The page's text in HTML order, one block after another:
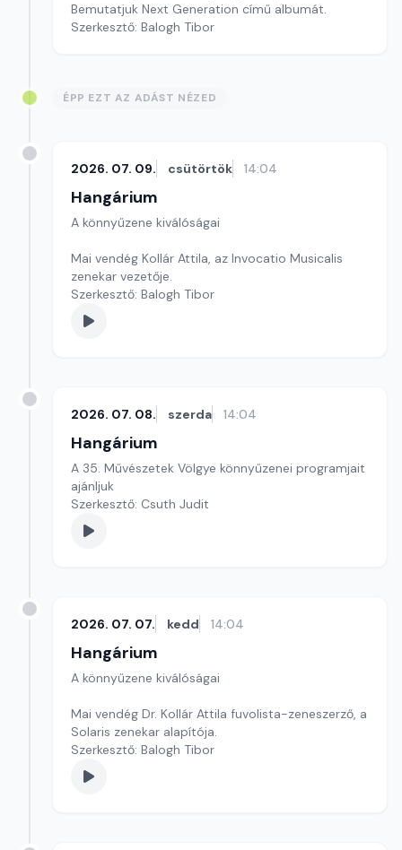
Bemutatjuk Next Generation című albumát.
Szerkesztő: Balogh Tibor
ÉPP EZT AZ ADÁST NÉZED
2026. 07. 09. csütörtök 14:04
Hangárium
A könnyűzene kiválóságai
Mai vendég Kollár Attila, az Invocatio Musicalis
zenekar vezetője.
Szerkesztő: Balogh Tibor
2026. 07. 08. szerda 14:04
Hangárium
A 35. Művészetek Völgye könnyűzenei programjait
ajánljuk
Szerkesztő: Csuth Judit
2026. 07. 07. kedd 14:04
Hangárium
A könnyűzene kiválóságai
Mai vendég Dr. Kollár Attila fuvolista-zeneszerző, a
Solaris zenekar alapítója.
Szerkesztő: Balogh Tibor